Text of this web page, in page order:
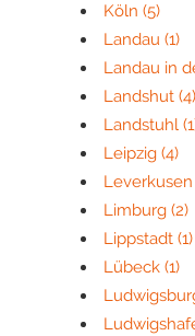
Köln (5)
Landau (1)
Landau in
Landshut (4)
Landstuhl
Leipzig (4)
Leverkusen
Limburg (2)
Lippstadt (1)
Lübeck (1)